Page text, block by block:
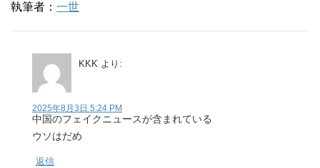
執筆者： 一世
KKK より:
2025年8月3日 5:24 PM
中国のフェイクニュースが含まれている
ウソはだめ
返信